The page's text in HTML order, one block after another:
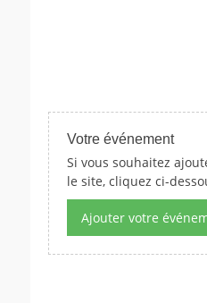
Votre événement
Si vous souhaitez
le site, cliquez ci-
Ajouter votre